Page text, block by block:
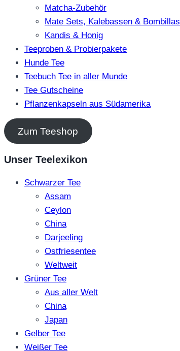
Matcha-Zubehör
Mate Sets, Kalebassen & Bombillas
Kandis & Honig
Teeproben & Probierpakete
Hunde Tee
Teebuch Tee in aller Munde
Tee Gutscheine
Pflanzenkapseln aus Südamerika
Zum Teeshop
Unser Teelexikon
Schwarzer Tee
Assam
Ceylon
China
Darjeeling
Ostfriesentee
Weltweit
Grüner Tee
Aus aller Welt
China
Japan
Gelber Tee
Weißer Tee